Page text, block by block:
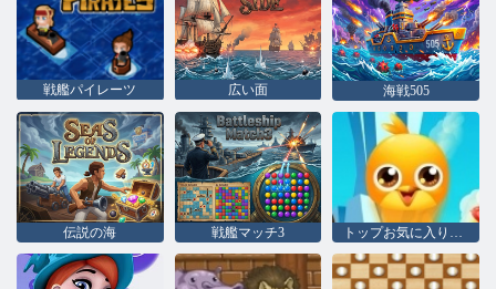
戦艦パイレーツ 広い面 海戦505
伝説の海 戦艦マッチ3 トップお気に入り友人